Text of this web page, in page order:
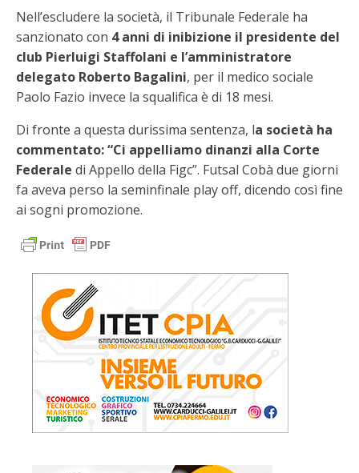
Nell’escludere la società, il Tribunale Federale ha
sanzionato con 4 anni di inibizione il presidente del
club Pierluigi Staffolani e l’amministratore
delegato Roberto Bagalini, per il medico sociale
Paolo Fazio invece la squalifica è di 18 mesi.
Di fronte a questa durissima sentenza, la società ha
commentato: “Ci appelliamo dinanzi alla Corte
Federale di Appello della Figc”. Futsal Cobà due giorni
fa aveva perso la seminfinale play off, dicendo così fine
ai sogni promozione.